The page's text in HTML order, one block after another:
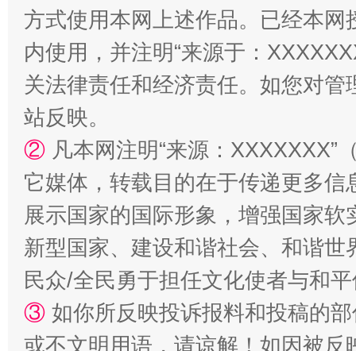
国家大学科技园优化重塑工作
方式使用本网上述作品。已经本
内使用，并注明“来源于：
关法律责任和经济责任。如您对
站反映。
② 凡本网注明“来源：
它媒体，转载目的在于传递更多
展示国家的国际形象，增强国家
新型国家、建设和谐社会、和谐
民众/全民勇于担任文化使者与和
③ 如你所反映投诉报料和投稿的
或不文明用语，请谅解！如因被